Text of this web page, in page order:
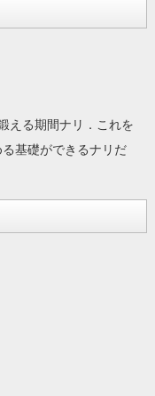
える期間ナリ．これを
基礎ができるナリだ